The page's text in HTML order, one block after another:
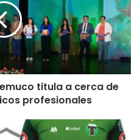
titula a cerca de
profesionales